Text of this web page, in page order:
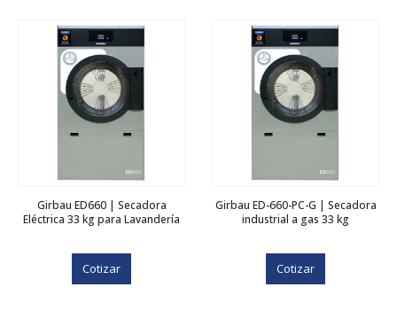
Girbau ED660 | Secadora
Eléctrica 33 kg para Lavandería
Cotizar
Girbau ED-660-PC-G | Secadora
industrial a gas 33 kg
Cotizar